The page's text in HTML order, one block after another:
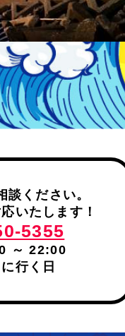
談ください。
いたします！
5355
～ 22:00
行く日